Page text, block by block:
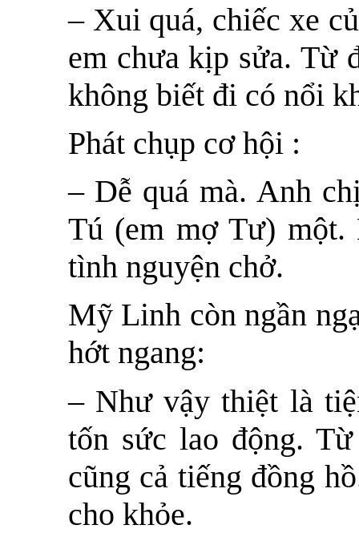
– Xui quá, chiếc xe
em chưa kịp sửa. Từ
không biết đi có nổi
Phát chụp cơ hội :
– Dễ quá mà. Anh
Tú (em mợ Tư) một.
tình nguyện chở.
Mỹ Linh còn ngần
hớt ngang:
– Như vậy thiệt là
tốn sức lao động.
cũng cả tiếng đồng
cho khỏe.